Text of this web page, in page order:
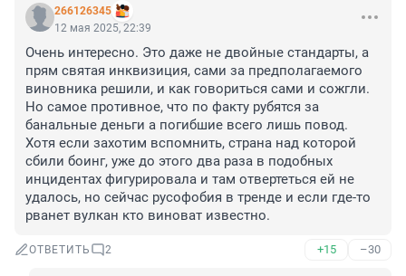
266126345
12 мая 2025, 22:39
Очень интересно. Это даже не двойные стандарты, а
прям святая инквизиция, сами за предполагаемого
виновника решили, и как говориться сами и сожгли.
Но самое противное, что по факту рубятся за
банальные деньги а погибшие всего лишь повод.
Хотя если захотим вспомнить, страна над которой
сбили боинг, уже до этого два раза в подобных
инцидентах фигурировала и там отвертеться ей не
удалось, но сейчас русофобия в тренде и если где-то
рванет вулкан кто виноват известно.
ОТВЕТИТЬ 2 +15 –30